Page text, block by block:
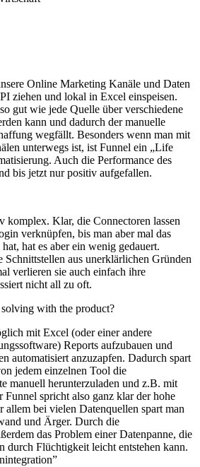
Online Marketing Kanäle und Daten
ziehen und lokal in Excel einspeisen.
gut wie jede Quelle über verschiedene
kann und dadurch der manuelle
wegfällt. Besonders wenn man mit
unterwegs ist, ist Funnel ein „Life
Auch die Performance des
bis jetzt nur positiv aufgefallen.
komplex. Klar, die Connectoren lassen
verknüpfen, bis man aber mal das
hat es aber ein wenig gedauert.
Schnittstellen aus unerklärlichen Gründen
verlieren sie auch einfach ihre
nicht all zu oft.
with the product?
mit Excel (oder einer andere
Reports aufzubauen und
automatisiert anzuzapfen. Dadurch spart
jedem einzelnen Tool die
manuell herunterzuladen und z.B. mit
spricht also ganz klar der hohe
allem bei vielen Datenquellen spart man
und Ärger. Durch die
das Problem einer Datenpanne, die
durch Flüchtigkeit leicht entstehen kann.